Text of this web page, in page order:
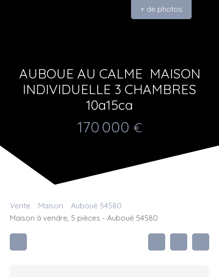
+ de photos
AUBOUE AU CALME MAISON
INDIVIDUELLE 3 CHAMBRES
10a15ca
170 000 €
Vente Maison
Auboué 54580
Maison à vendre, 5 pièces - Auboué 54580